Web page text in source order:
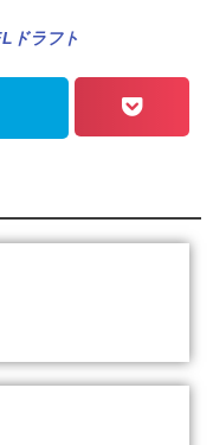
ドラフト